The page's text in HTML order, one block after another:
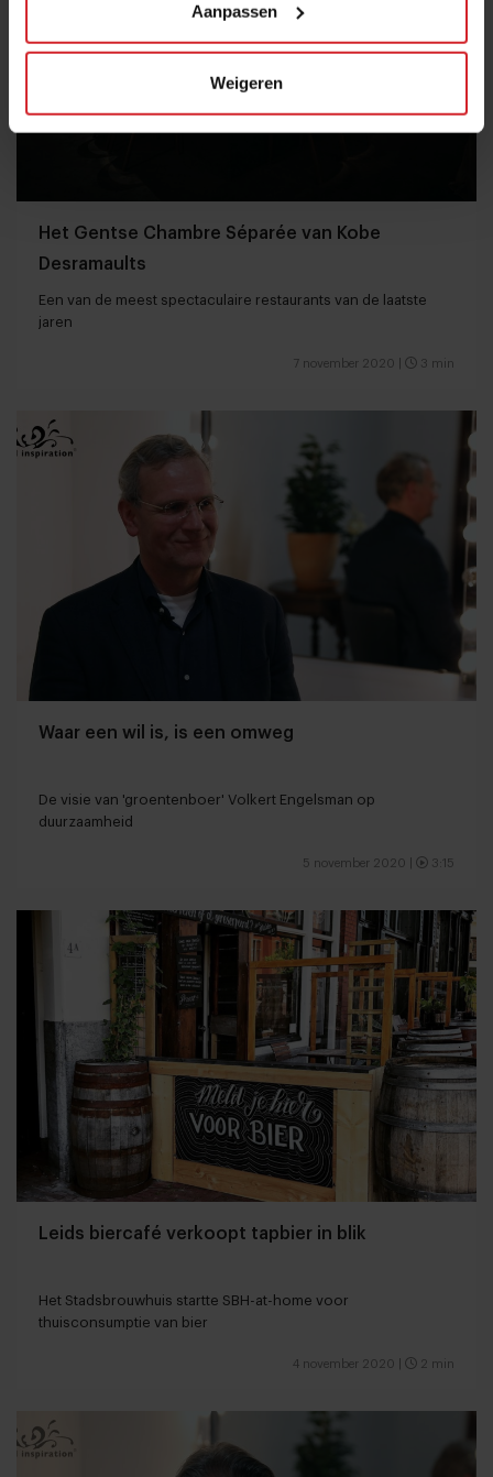
Aanpassen
Weigeren
Het Gentse Chambre Séparée van Kobe
Desramaults
Een van de meest spectaculaire restaurants van de laatste
jaren
7 november 2020 3 min
Waar een wil is, is een omweg
De visie van 'groentenboer' Volkert Engelsman op
duurzaamheid
5 november 2020 3:15
Leids biercafé verkoopt tapbier in blik
Het Stadsbrouwhuis startte SBH-at-home voor
thuisconsumptie van bier
4 november 2020 2 min